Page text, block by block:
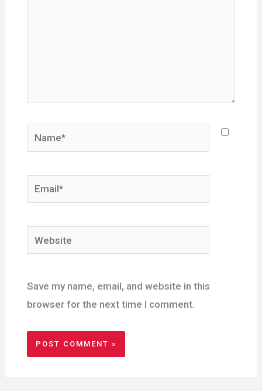
Name*
Email*
Website
Save my name, email, and website in this
browser for the next time I comment.